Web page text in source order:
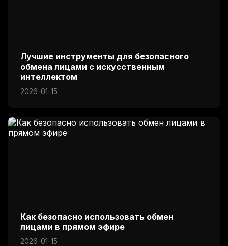
Лучшие инструменты для безопасного
обмена лицами с искусственным
интеллектом
2026-01-15
Как безопасно использовать обмен
лицами в прямом эфире
2026-01-15